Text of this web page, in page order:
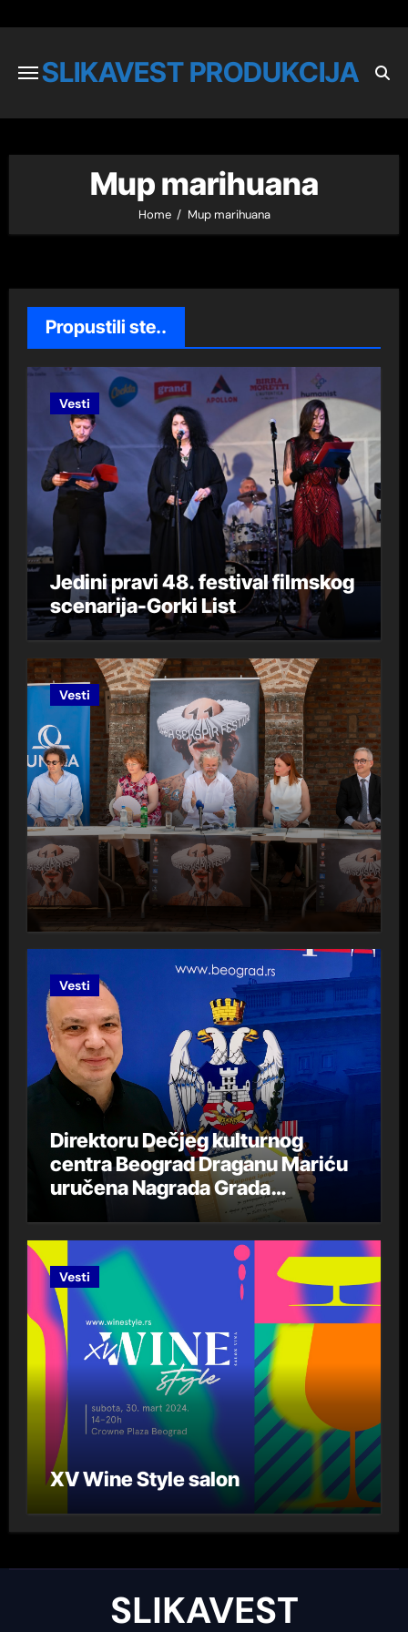
SLIKAVEST PRODUKCIJA
Mup marihuana
Home Mup marihuana
Propustili ste..
Vesti
Jedini pravi 48. festival filmskog
scenarija-Gorki List
Vesti
Vesti
Direktoru Dečjeg kulturnog
centra Beograd Draganu Mariću
uručena Nagrada Grada
Beograda „DespotStefan
Lazarević“ za 2023. godinu
Vesti
XV Wine Style salon
SLIKAVEST